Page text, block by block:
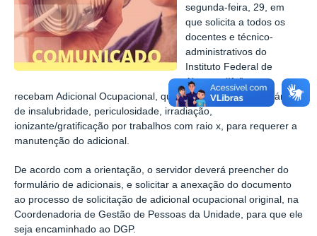
segunda-feira, 29, em
que solicita a todos os
docentes e técnico-
administrativos do
Instituto Federal de
Alagoas (Ifal) que
recebam Adicional Ocupacional, que preencham o Formulário
de insalubridade, periculosidade, irradiação,
ionizante/gratificação por trabalhos com raio x, para requerer a
manutenção do adicional.
De acordo com a orientação, o servidor deverá preencher do
formulário de adicionais, e solicitar a anexação do documento
ao processo de solicitação de adicional ocupacional original, na
Coordenadoria de Gestão de Pessoas da Unidade, para que ele
seja encaminhado ao DGP.